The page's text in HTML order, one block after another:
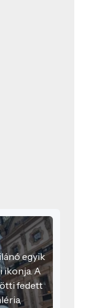
egyik
ikonja. A
fedett